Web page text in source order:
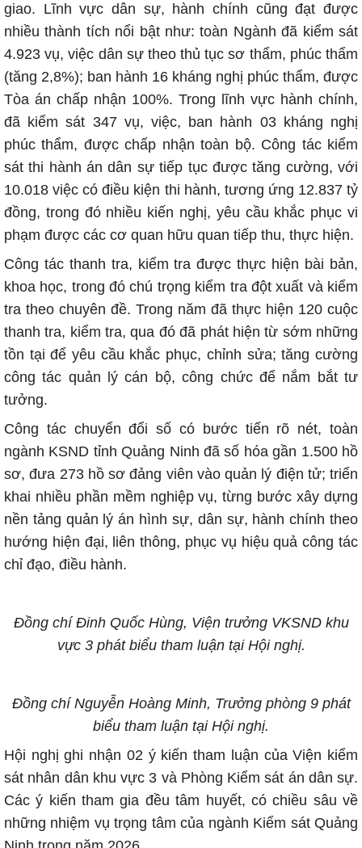
giao. Lĩnh vực dân sự, hành chính cũng đạt được
nhiều thành tích nổi bật như: toàn Ngành đã kiểm sát
4.923 vụ, việc dân sự theo thủ tục sơ thẩm, phúc thẩm
(tăng 2,8%); ban hành 16 kháng nghị phúc thẩm, được
Tòa án chấp nhận 100%. Trong lĩnh vực hành chính,
đã kiểm sát 347 vụ, việc, ban hành 03 kháng nghị
phúc thẩm, được chấp nhận toàn bộ. Công tác kiểm
sát thi hành án dân sự tiếp tục được tăng cường, với
10.018 việc có điều kiện thi hành, tương ứng 12.837 tỷ
đồng, trong đó nhiều kiến nghị, yêu cầu khắc phục vi
phạm được các cơ quan hữu quan tiếp thu, thực hiện.
Công tác thanh tra, kiểm tra được thực hiện bài bản,
khoa học, trong đó chú trọng kiểm tra đột xuất và kiểm
tra theo chuyên đề. Trong năm đã thực hiện 120 cuộc
thanh tra, kiểm tra, qua đó đã phát hiện từ sớm những
tồn tại để yêu cầu khắc phục, chỉnh sửa; tăng cường
công tác quản lý cán bộ, công chức để nắm bắt tư
tưởng.
Công tác chuyển đổi số có bước tiến rõ nét, toàn
ngành KSND tỉnh Quảng Ninh đã số hóa gần 1.500 hồ
sơ, đưa 273 hồ sơ đảng viên vào quản lý điện tử; triển
khai nhiều phần mềm nghiệp vụ, từng bước xây dựng
nền tảng quản lý án hình sự, dân sự, hành chính theo
hướng hiện đại, liên thông, phục vụ hiệu quả công tác
chỉ đạo, điều hành.
Đồng chí Đinh Quốc Hùng, Viện trưởng VKSND khu
vực 3 phát biểu tham luận tại Hội nghị.
Đồng chí Nguyễn Hoàng Minh, Trưởng phòng 9 phát
biểu tham luận tại Hội nghị.
Hội nghị ghi nhận 02 ý kiến tham luận của Viện kiểm
sát nhân dân khu vực 3 và Phòng Kiểm sát án dân sự.
Các ý kiến tham gia đều tâm huyết, có chiều sâu về
những nhiệm vụ trọng tâm của ngành Kiểm sát Quảng